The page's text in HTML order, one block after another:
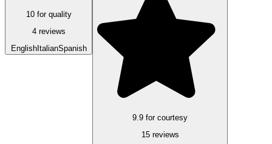
10 for quality
4 reviews
EnglishItalianSpanish
9.9 for courtesy
15 reviews